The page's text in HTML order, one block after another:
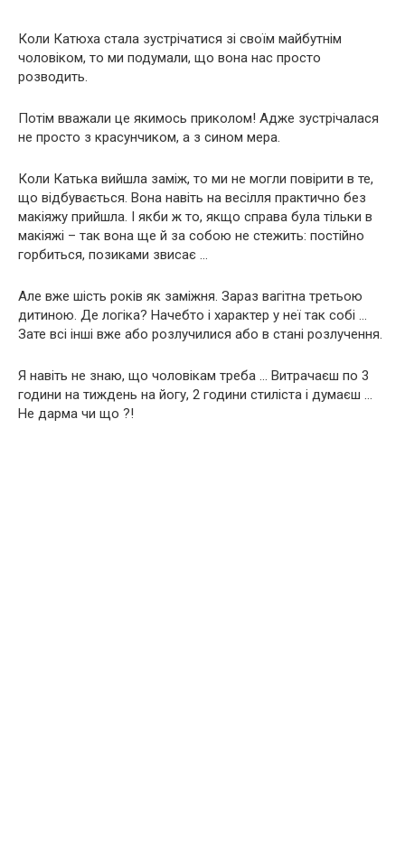
Коли Катюха стала зустрічатися зі своїм майбутнім
чоловіком, то ми подумали, що вона нас просто
розводить.
Потім вважали це якимось приколом! Адже зустрічалася
не просто з красунчиком, а з сином мера.
Коли Катька вийшла заміж, то ми не могли повірити в те,
що відбувається. Вона навіть на весілля практично без
макіяжу прийшла. І якби ж то, якщо справа була тільки в
макіяжі – так вона ще й за собою не стежить: постійно
горбиться, позиками звисає …
Але вже шість років як заміжня. Зараз вагітна третьою
дитиною. Де логіка? Начебто і характер у неї так собі …
Зате всі інші вже або розлучилися або в стані розлучення.
Я навіть не знаю, що чоловікам треба … Витрачаєш по 3
години на тиждень на йогу, 2 години стиліста і думаєш …
Не дарма чи що ?!